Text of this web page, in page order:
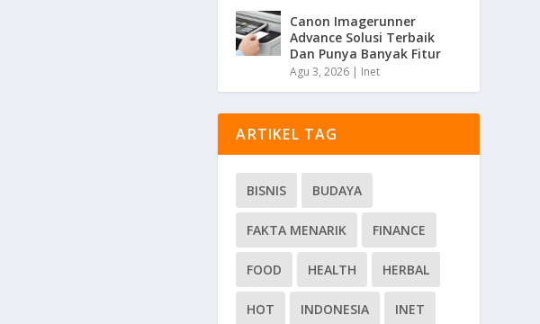
Canon Imagerunner
Advance Solusi Terbaik
Dan Punya Banyak Fitur
Agu 3, 2026 | Inet
ARTIKEL TAG
BISNIS BUDAYA
FAKTA MENARIK FINANCE
FOOD HEALTH HERBAL
HOT INDONESIA INET